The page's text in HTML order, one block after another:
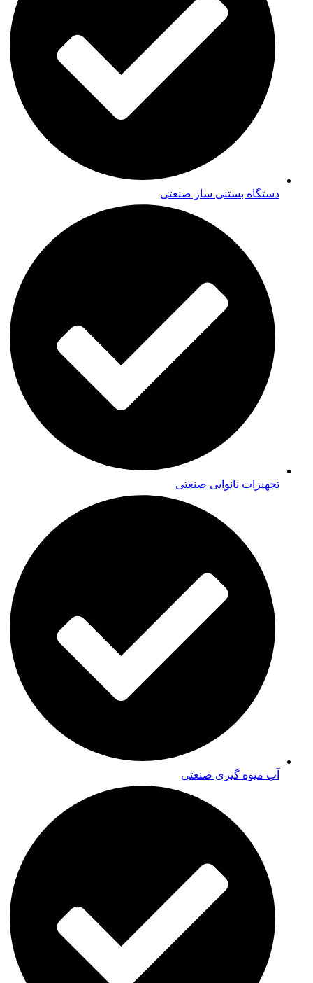
دستگاه بستنی ساز صنعتی
تجهیزات نانوایی صنعتی
آب میوه گیری صنعتی